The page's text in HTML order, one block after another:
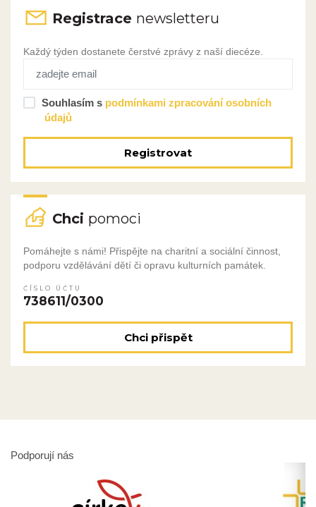
Registrace newsletteru
Každý týden dostanete čerstvé zprávy z naší diecéze.
Souhlasím s podmínkami zpracování osobních
údajů
Registrovat
Chci pomoci
Pomáhejte s námi! Přispějte na charitní a sociální činnost,
podporu vzdělávání dětí či opravu kulturních památek.
ČÍSLO ÚČTU
738611/0300
Chci přispět
Podporují nás